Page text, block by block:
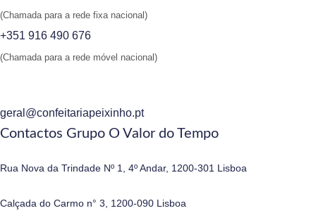
(Chamada para a rede fixa nacional)
+351 916 490 676
(Chamada para a rede móvel nacional)
geral@confeitariapeixinho.pt
Contactos Grupo O Valor do Tempo
Rua Nova da Trindade Nº 1, 4º Andar, 1200-301 Lisboa
Calçada do Carmo n° 3, 1200-090 Lisboa